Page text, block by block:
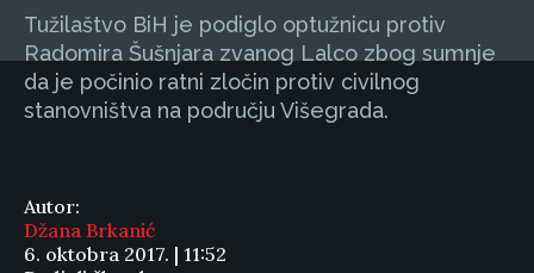
Tužilaštvo BiH je podiglo optužnicu protiv
Radomira Šušnjara zvanog Lalco zbog sumnje
da je počinio ratni zločin protiv civilnog
stanovništva na području Višegrada.
Autor:
Džana Brkanić
6. oktobra 2017. | 11:52